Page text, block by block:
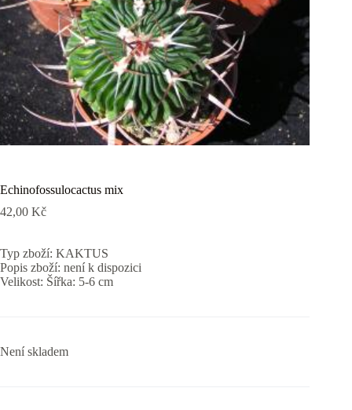
Echinofossulocactus mix
42,00 Kč
Typ zboží: KAKTUS
Popis zboží: není k dispozici
Velikost: Šířka: 5-6 cm
Není skladem